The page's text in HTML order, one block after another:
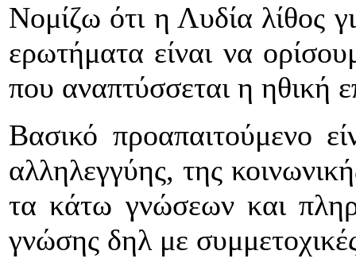
Νομίζω ότι η Λυδία λίθος
ερωτήματα είναι να
που αναπτύσσεται η ηθική
Βασικό προαπαιτούμενο
αλληλεγγύης, της
τα κάτω γνώσεων και
γνώσης δηλ με